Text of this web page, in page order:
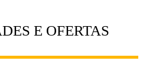
E OFERTAS